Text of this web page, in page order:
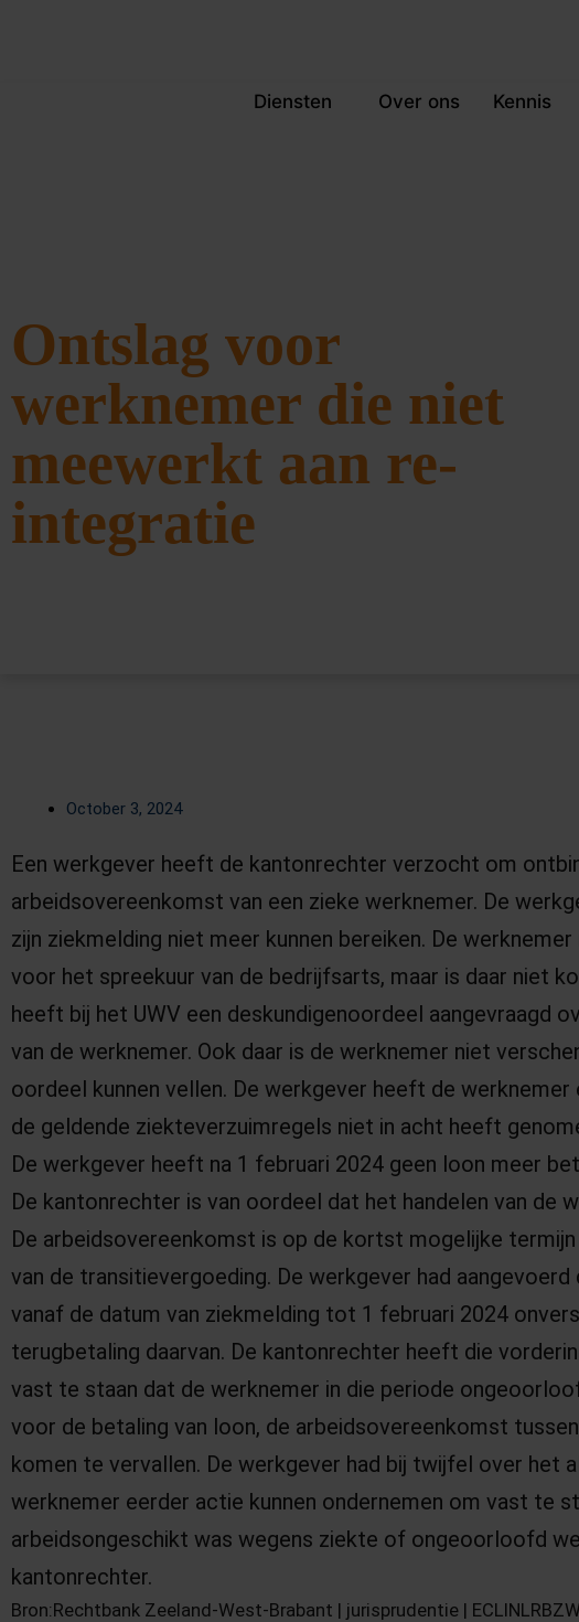
Diensten Over ons Kennis
Ontslag voor
werknemer die niet
meewerkt aan re-
integratie
October 3, 2024
Een werkgever heeft de kantonrechter verzocht om
arbeidsovereenkomst van een zieke werknemer. De
zijn ziekmelding niet meer kunnen bereiken. De
voor het spreekuur van de bedrijfsarts, maar is daar niet
heeft bij het UWV een deskundigenoordeel aangevraagd
van de werknemer. Ook daar is de werknemer niet
oordeel kunnen vellen. De werkgever heeft de
de geldende ziekteverzuimregels niet in acht heeft
De werkgever heeft na 1 februari 2024 geen loon meer
De kantonrechter is van oordeel dat het handelen van de
De arbeidsovereenkomst is op de kortst mogelijke
van de transitievergoeding. De werkgever had
vanaf de datum van ziekmelding tot 1 februari 2024
terugbetaling daarvan. De kantonrechter heeft die
vast te staan dat de werknemer in die periode
voor de betaling van loon, de arbeidsovereenkomst
komen te vervallen. De werkgever had bij twijfel over het
werknemer eerder actie kunnen ondernemen om vast te
arbeidsongeschikt was wegens ziekte of ongeoorloofd
kantonrechter.
Bron:Rechtbank Zeeland-West-Brabant | jurisprudentie |